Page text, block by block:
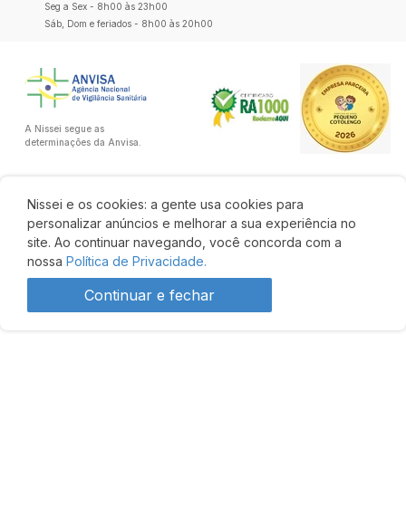
Nissei e os cookies: a gente usa cookies para
personalizar anúncios e melhorar a sua experiência no
site. Ao continuar navegando, você concorda com a
nossa Política de Privacidade.
Continuar e fechar
Seg a Sex - 8h00 às 23h00
Sáb, Dom e feriados - 8h00 às 20h00
A Nissei segue as
determinações da Anvisa.